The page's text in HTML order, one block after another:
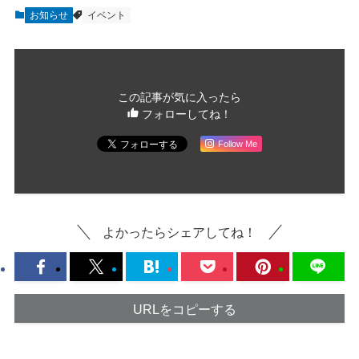
お知らせ イベント
この記事が気に入ったら
フォローしてね！
Follow Me
よかったらシェアしてね！
URLをコピーする